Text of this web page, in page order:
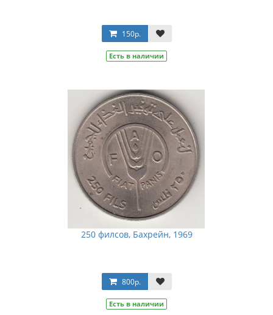
150р.
Есть в наличии
250 филсов, Бахрейн, 1969
800р.
Есть в наличии